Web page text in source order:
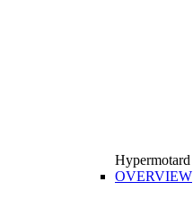
Hypermotard
OVERVIEW